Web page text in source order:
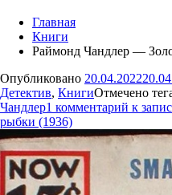
Главная
Книги
Раймонд Чандлер —
Опубликовано 20.04.2022
Детектив, КнигиОтмечено
Чандлер1 комментарий к
рыбки (1936)